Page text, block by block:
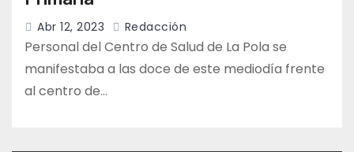
Abr 12, 2023 Redacción
Personal del Centro de Salud de La Pola se
manifestaba a las doce de este mediodía frente
al centro de…